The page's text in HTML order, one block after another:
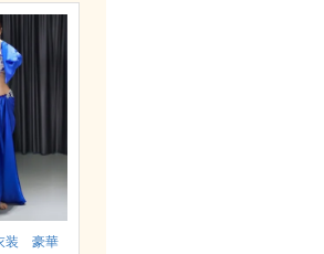
装 豪華